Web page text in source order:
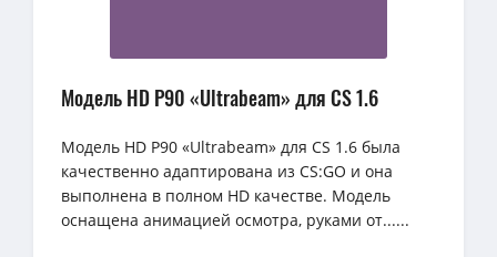
Модель HD P90 «Ultrabeam» для CS 1.6
Модель HD P90 «Ultrabeam» для CS 1.6 была
качественно адаптирована из CS:GO и она
выполнена в полном HD качестве. Модель
оснащена анимацией осмотра, руками от......